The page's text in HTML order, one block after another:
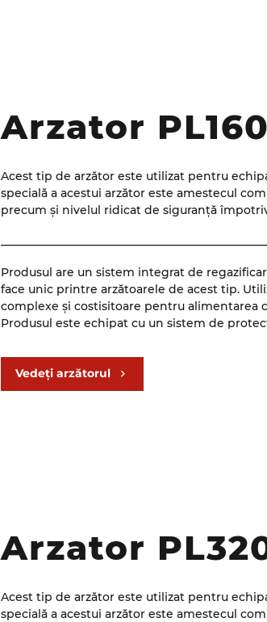
Arzator
Acest tip de arzător este utilizat pentru
specială a acestui arzător este amestecul
precum și nivelul ridicat de siguranță
Produsul are un sistem integrat de
face unic printre arzătoarele de acest tip.
complexe și costisitoare pentru alimentarea
Produsul este echipat cu un sistem de
Vedeți arzătorul
Arzator
Acest tip de arzător este utilizat pentru
specială a acestui arzător este amestecul